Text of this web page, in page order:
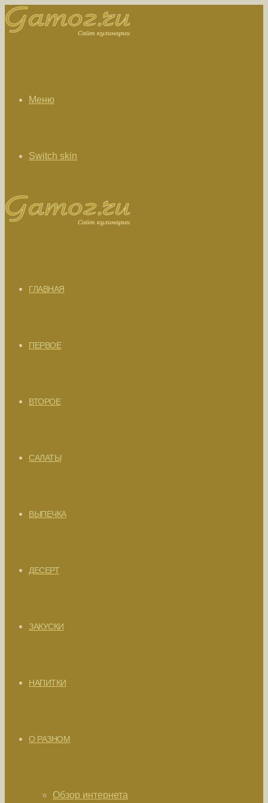
Меню
Switch skin
ГЛАВНАЯ
ПЕРВОЕ
ВТОРОЕ
САЛАТЫ
ВЫПЕЧКА
ДЕСЕРТ
ЗАКУСКИ
НАПИТКИ
О РАЗНОМ
Обзор интернета